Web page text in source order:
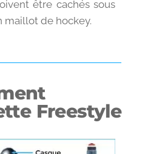
être cachés sous
maillot de hockey.
Freestyle